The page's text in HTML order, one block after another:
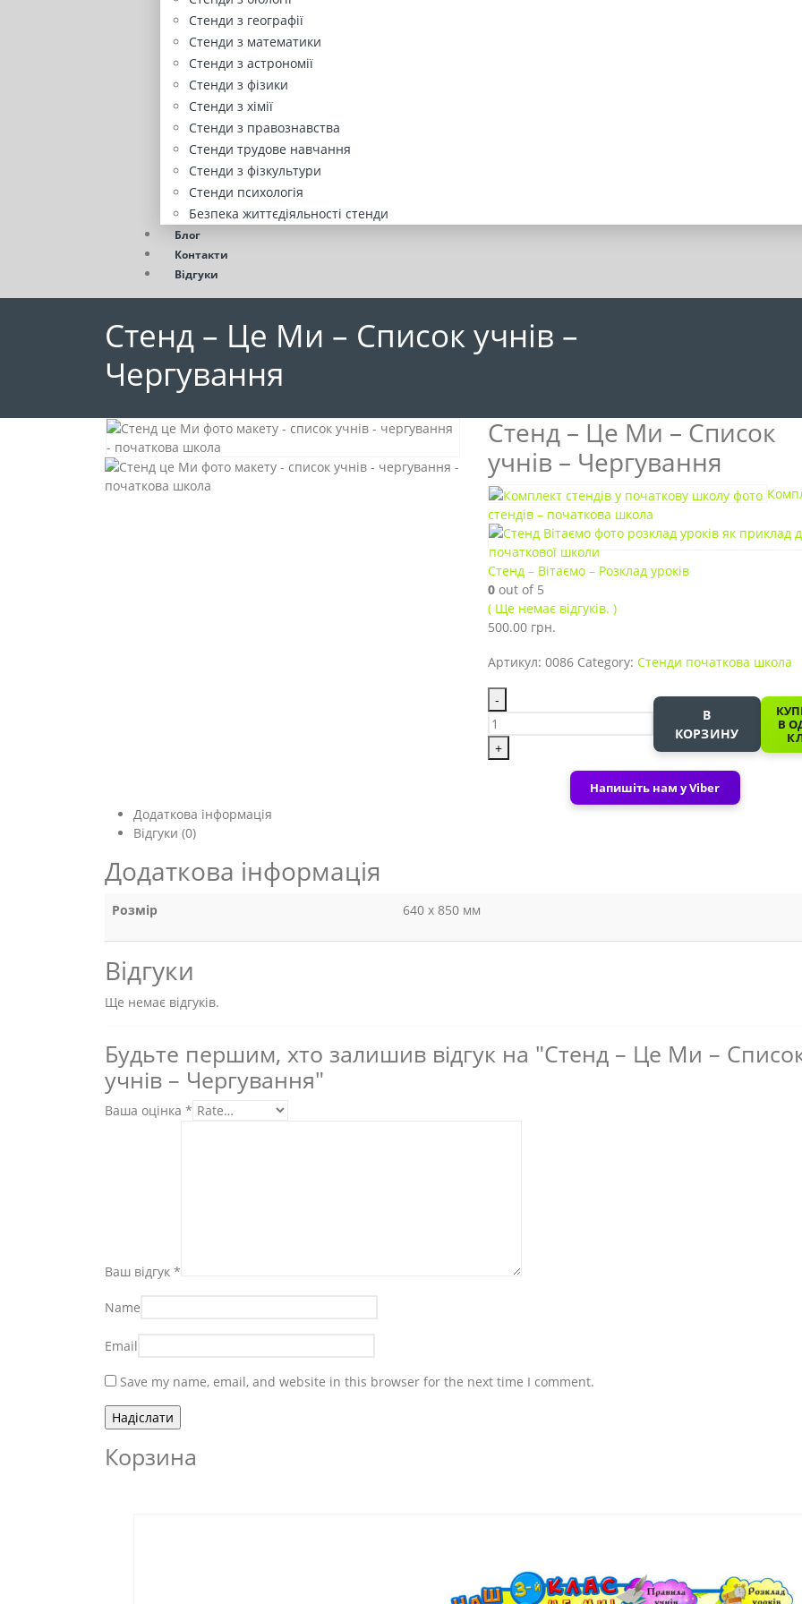
Стенди з географії
Стенди з математики
Стенди з астрономії
Стенди з фізики
Стенди з хімії
Стенди з правознавства
Стенди трудове навчання
Стенди з фізкультури
Стенди психологія
Безпека життєдіяльності стенди
Блог
Контакти
Відгуки
Стенд – Це Ми – Список учнів –
Чергування
Стенд – Це Ми – Список
учнів – Чергування
стендів – початкова школа
Стенд – Вітаємо – Розклад уроків
0out of 5
( Ще немає відгуків. )
500.00 грн.
Артикул: 0086 Category: Стенди початкова школа
-
+
В
КОРЗИНУ
В
Напишіть нам у Viber
Додаткова інформація
Відгуки (0)
Додаткова інформація
Розмір 640 х 850 мм
Відгуки
Ще немає відгуків.
Будьте першим, хто залишив відгук на "Стенд – Це Ми –
учнів – Чергування"
Ваша оцінка *
Ваш відгук *
Name
Email
Save my name, email, and website in this browser for the next time I comment.
Корзина